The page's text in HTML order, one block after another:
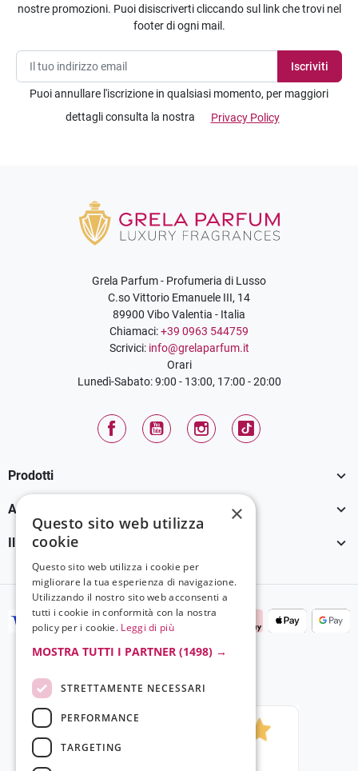
nostre promozioni. Puoi disiscriverti cliccando sul link che trovi nel
footer di ogni mail.
Puoi annullare l'iscrizione in qualsiasi momento, per maggiori
dettagli consulta la nostra
Privacy Policy
Grela Parfum - Profumeria di Lusso
C.so Vittorio Emanuele III, 14
89900 Vibo Valentia - Italia
Chiamaci:+39 0963 544759
Scrivici: info@grelaparfum.it
Orari
Lunedì-Sabato: 9:00 - 13:00, 17:00 - 20:00
FacebookYouTube InstagramTikTok
Prodotti 
Assistenza Clienti 
Il tuo account 
×
Questo sito web utilizza
cookie
Questo sito web utilizza i cookie per
migliorare la tua esperienza di navigazione.
Utilizzando il nostro sito web acconsenti a
tutti i cookie in conformità con la nostra
policy per i cookie. Leggi di più
MOSTRA TUTTI I PARTNER (1498) →
STRETTAMENTE NECESSARI
PERFORMANCE
TARGETING